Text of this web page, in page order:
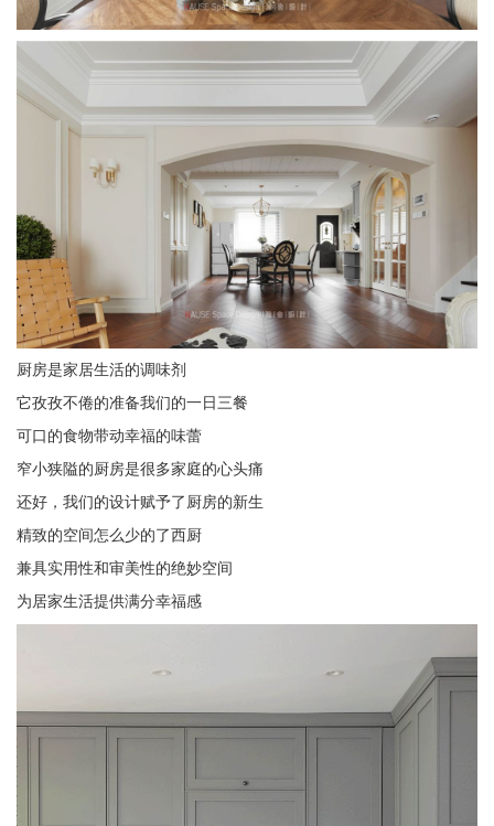
厨房是家居生活的调味剂
它孜孜不倦的准备我们的一日三餐
可口的食物带动幸福的味蕾
窄小狭隘的厨房是很多家庭的心头痛
还好，我们的设计赋予了厨房的新生
精致的空间怎么少的了西厨
兼具实用性和审美性的绝妙空间
为居家生活提供满分幸福感